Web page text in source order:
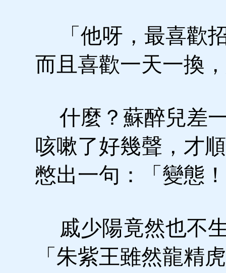
「他呀，最喜歡
而且喜歡一天一換
什麼？蘇醉兒差
咳嗽了好幾聲，才
憋出一句：「變態
戚少陽竟然也不
「朱紫王雖然龍精